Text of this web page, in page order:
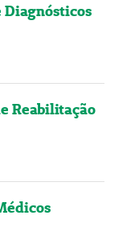
Reabilitação